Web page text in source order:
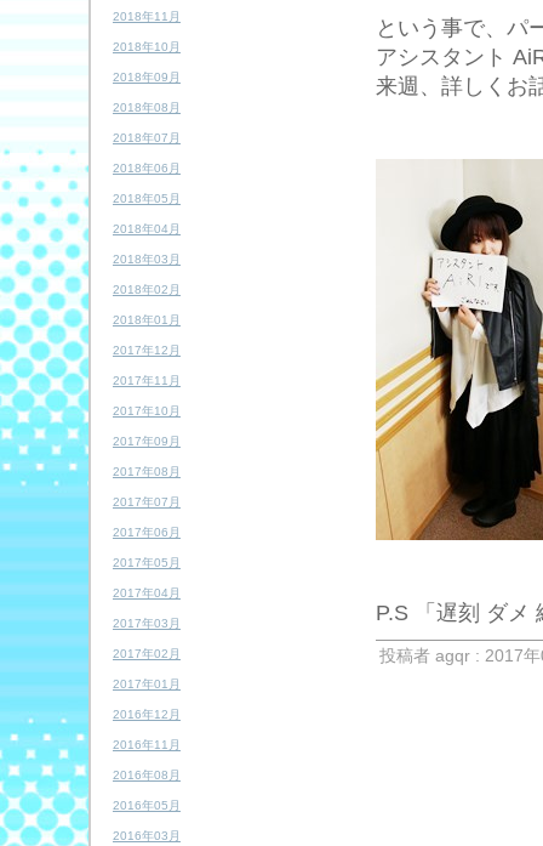
2018年11月
2018年10月
2018年09月
2018年08月
2018年07月
2018年06月
2018年05月
2018年04月
2018年03月
2018年02月
2018年01月
2017年12月
2017年11月
2017年10月
2017年09月
2017年08月
2017年07月
2017年06月
2017年05月
2017年04月
2017年03月
2017年02月
2017年01月
2016年12月
2016年11月
2016年08月
2016年05月
2016年03月
という事で、パ
アシスタント
来週、詳しくお
P.S 「遅刻 ダメ
投稿者 agqr : 2017